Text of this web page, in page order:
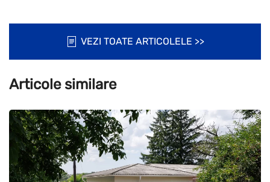
VEZI TOATE ARTICOLELE >>
Articole similare